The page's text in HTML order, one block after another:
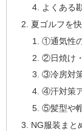
よくある
夏ゴルフを
①通気性
②日焼け
③冷房対
④汗対策
⑤髪型や
NG服装まと